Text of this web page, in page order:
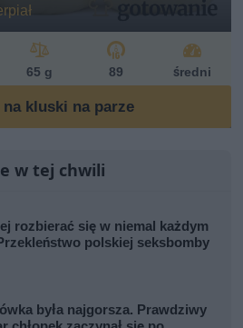
65 g 89 średni
kluski na parze
w tej chwili
rozbierać się w niemal każdym
polskiej seksbomby
była najgorsza. Prawdziwy